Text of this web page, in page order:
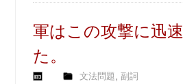
軍はこの攻撃に迅
た。
文法問題,副詞